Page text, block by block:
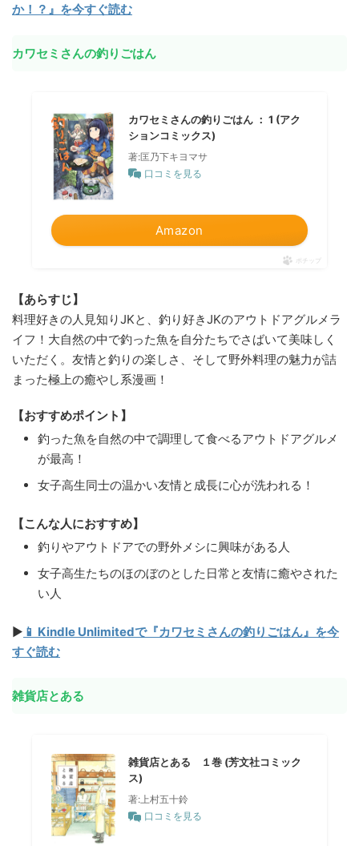
か！？』を今すぐ読む
カワセミさんの釣りごはん
カワセミさんの釣りごはん ： 1 (アク
ションコミックス)
著:匡乃下キヨマサ
口コミを見る
Amazon
ポチップ
【あらすじ】
料理好きの人見知りJKと、釣り好きJKのアウトドアグルメラ
イフ！大自然の中で釣った魚を自分たちでさばいて美味しく
いただく。友情と釣りの楽しさ、そして野外料理の魅力が詰
まった極上の癒やし系漫画！
【おすすめポイント】
釣った魚を自然の中で調理して食べるアウトドアグルメ
が最高！
女子高生同士の温かい友情と成長に心が洗われる！
【こんな人におすすめ】
釣りやアウトドアでの野外メシに興味がある人
女子高生たちのほのぼのとした日常と友情に癒やされた
い人
▶ 📱 Kindle Unlimitedで『カワセミさんの釣りごはん』を今
すぐ読む
雑貨店とある
雑貨店とある １巻 (芳文社コミック
ス)
著:上村五十鈴
口コミを見る